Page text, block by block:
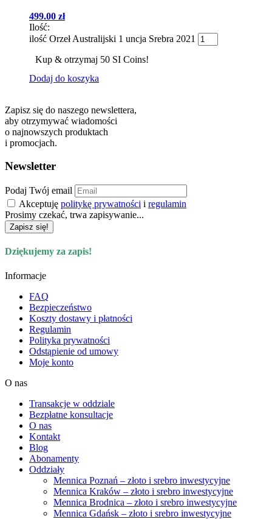
499.00 zł
Ilość:
ilość Orzeł Australijski 1 uncja Srebra 2021
Kup & otrzymaj 50 SI Coins!
Dodaj do koszyka
Zapisz się do naszego newslettera,
aby otrzymywać wiadomości
o najnowszych produktach
i promocjach.
Newsletter
Podaj Twój email
Akceptuję politykę prywatności i regulamin
Prosimy czekać, trwa zapisywanie...
Zapisz się!
Dziękujemy za zapis!
Informacje
FAQ
Bezpieczeństwo
Koszty dostawy i płatności
Regulamin
Polityka prywatności
Odstąpienie od umowy
Moje konto
O nas
Transakcje w oddziale
Bezpłatne konsultacje
O nas
Kontakt
Blog
Abonamenty
Oddziały
Mennica Poznań – złoto i srebro inwestycyjne
Mennica Kraków – złoto i srebro inwestycyjne
Mennica Brodnica – złoto i srebro inwestycyjne
Mennica Gdańsk – złoto i srebro inwestycyjne